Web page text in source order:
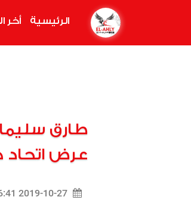
الرئيسية أخر
طارق
عرض اتحاد
2019-10-27 11:06:41